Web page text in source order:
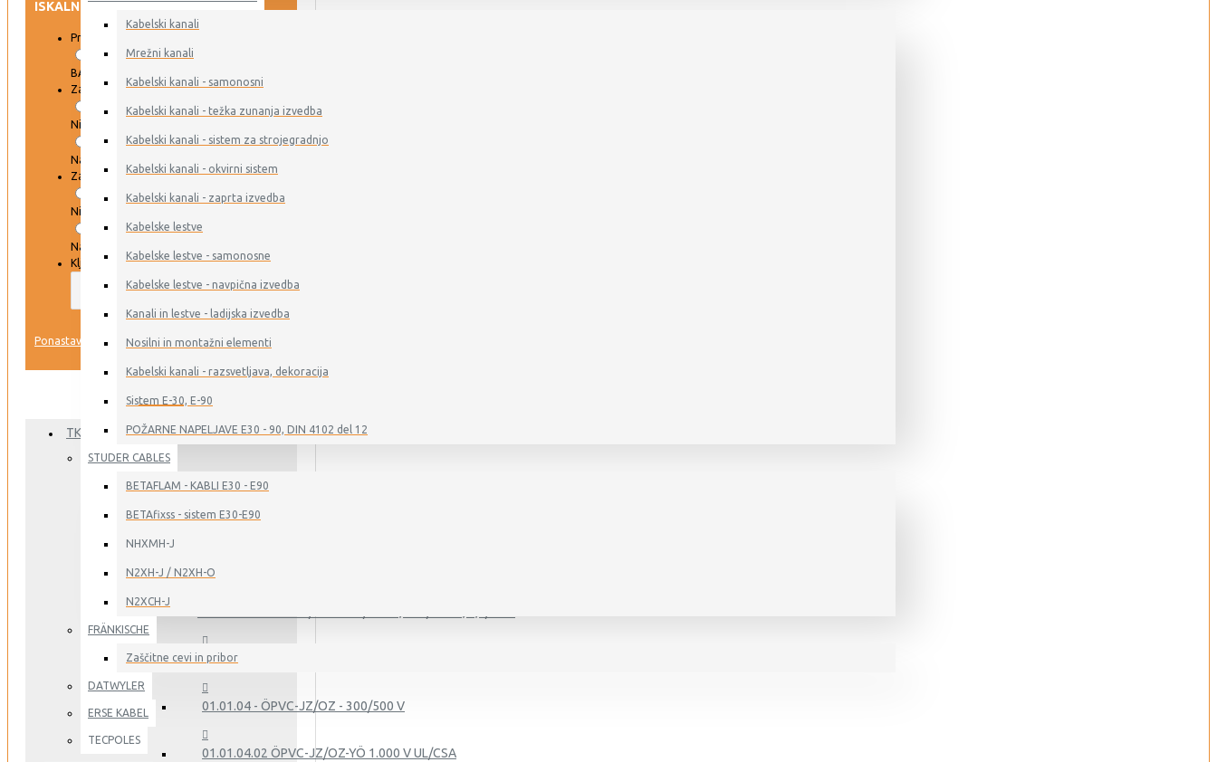
Kabelski kanali
Mrežni kanali
Kabelski kanali - samonosni
Kabelski kanali - težka zunanja izvedba
Kabelski kanali - sistem za strojegradnjo
Kabelski kanali - okvirni sistem
Kabelski kanali - zaprta izvedba
Kabelske lestve
Kabelske lestve - samonosne
Kabelske lestve - navpična izvedba
Kanali in lestve - ladijska izvedba
Nosilni in montažni elementi
Kabelski kanali - razsvetljava, dekoracija
Sistem E-30, E-90
POŽARNE NAPELJAVE E30 - 90, DIN 4102 del 12
STUDER CABLES
BETAFLAM - KABLI E30 - E90
BETAfixss - sistem E30-E90
NHXMH-J
N2XH-J / N2XH-O
N2XCH-J
FRÄNKISCHE
Zaščitne cevi in pribor
DATWYLER
ERSE KABEL
TECPOLES
ISKALNIK
Proizvajalec
BAKS
Zaloga DAR
Ni na zalogi
Na zalogi
Zaloga ERSE
Ni na zalogi
Na zalogi
Ključna beseda
Ponastavi IŠČI
TKD KABEL
01. - GIBLJIVI KABLI ZA INDUSTRIJO
01.01 - PVC - KRMILNO NAPAJALNI KABLI
01.01.02 - ÖPVC-JB/OB-YCY - 300/500 V, 0,6/1 KV
01.01.04 - ÖPVC-JZ/OZ - 300/500 V
01.01.04.02 ÖPVC-JZ/OZ-YÖ 1.000 V UL/CSA